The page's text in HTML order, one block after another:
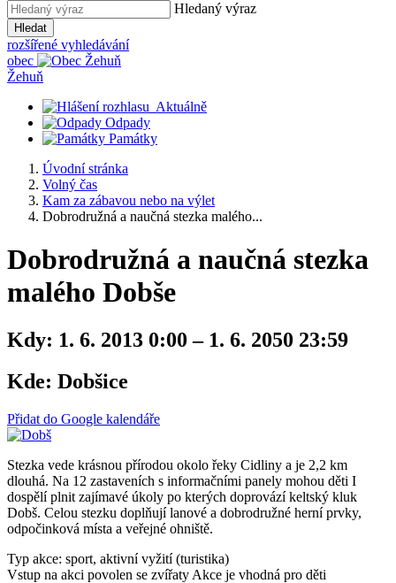
Hledaný výraz
Hledat
rozšířené vyhledávání
obec
Žehuň
Aktuálně
Odpady
Památky
Úvodní stránka
Volný čas
Kam za zábavou nebo na výlet
Dobrodružná a naučná stezka malého...
Dobrodružná a naučná stezka
malého Dobše
Kdy: 1. 6. 2013 0:00 – 1. 6. 2050 23:59
Kde: Dobšice
Přidat do Google kalendáře
Stezka vede krásnou přírodou okolo řeky Cidliny a je 2,2 km
dlouhá. Na 12 zastaveních s informačními panely mohou děti I
dospělí plnit zajímavé úkoly po kterých doprovází keltský kluk
Dobš. Celou stezku doplňují lanové a dobrodružné herní prvky,
odpočinková místa a veřejné ohniště.
Typ akce: sport, aktivní vyžití (turistika)
Vstup na akci povolen se zvířaty Akce je vhodná pro děti